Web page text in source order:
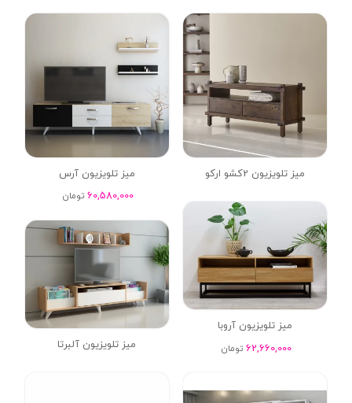
میز تلویزیون 2کشو ارکو
میز تلویزیون آرس
60,580,000 تومان
میز تلویزیون آروبا
62,660,000 تومان میز تلویزیون آلبرتا